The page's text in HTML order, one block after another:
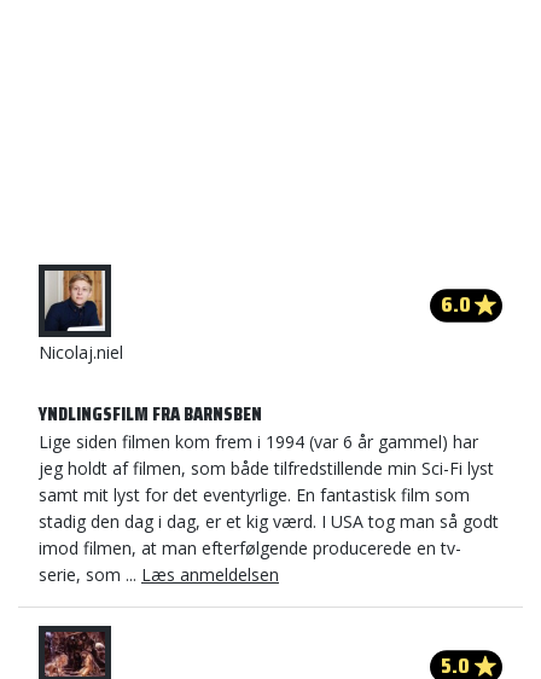
Nicolaj.niel
6.0
YNDLINGSFILM FRA BARNSBEN
Lige siden filmen kom frem i 1994 (var 6 år gammel) har
jeg holdt af filmen, som både tilfredstillende min Sci-Fi lyst
samt mit lyst for det eventyrlige. En fantastisk film som
stadig den dag i dag, er et kig værd. I USA tog man så godt
imod filmen, at man efterfølgende producerede en tv-
serie, som ... Læs anmeldelsen
5.0